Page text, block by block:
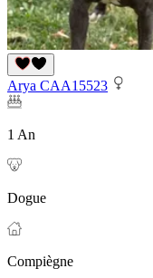
Arya CAA15523
1 An
Dogue
Compiègne